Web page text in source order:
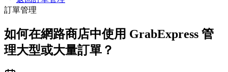
訂單管理
如何在網路商店中使用 GrabExpress 管
理大型或大量訂單？